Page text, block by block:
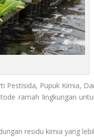
Pestisida, Pupuk Kimia,
ramah lingkungan
residu kimia yang